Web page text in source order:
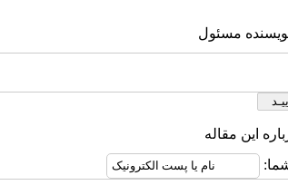
مسئول
این مقاله